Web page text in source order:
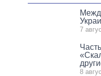
7
8